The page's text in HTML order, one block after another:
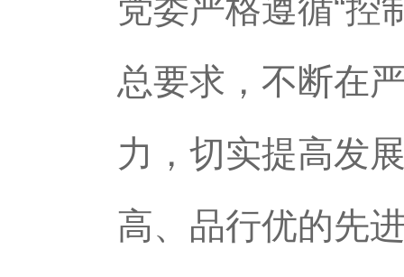
党委严格遵循“控
总要求，不断在
力，切实提高发
高、品行优的先